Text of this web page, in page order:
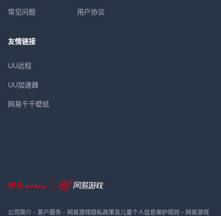
常见问题 用户协议
友情链接
UU远程
UU加速器
网易千千壁纸
公司简介- 客户服务- 网易游戏隐私政策及儿童个人信息保护规则 - 网易游戏